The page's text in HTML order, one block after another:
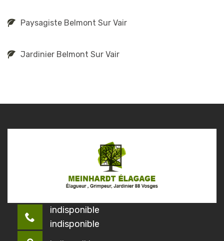
Paysagiste Belmont Sur Vair
Jardinier Belmont Sur Vair
indisponible
indisponible